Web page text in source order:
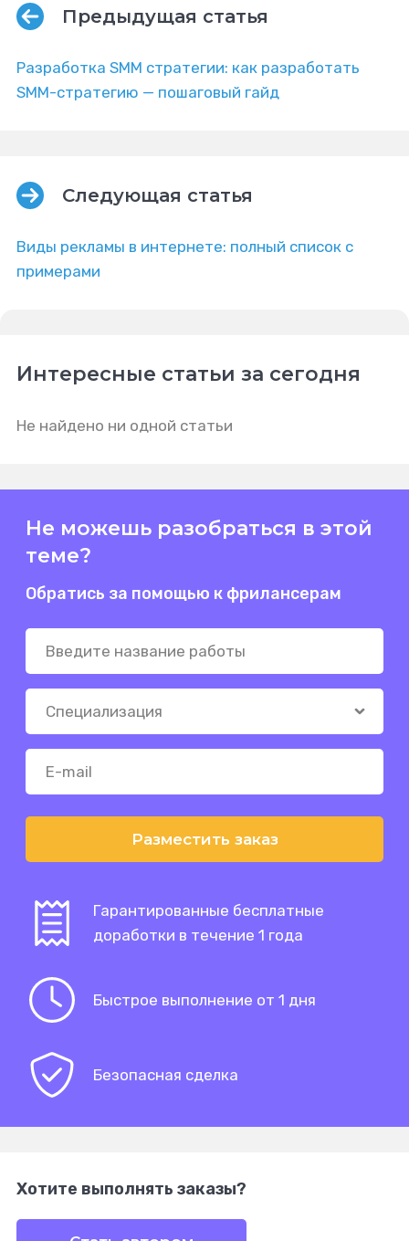
Предыдущая статья
Разработка SMM стратегии: как разработать
SMM-стратегию — пошаговый гайд
Следующая статья
Виды рекламы в интернете: полный список с
примерами
Интересные статьи за сегодня
Не найдено ни одной статьи
Не можешь разобраться в этой
теме?
Обратись за помощью к фрилансерам
Разместить заказ
Гарантированные бесплатные
доработки в течение 1 года
Быстрое выполнение от 1 дня
Безопасная сделка
Хотите выполнять заказы?